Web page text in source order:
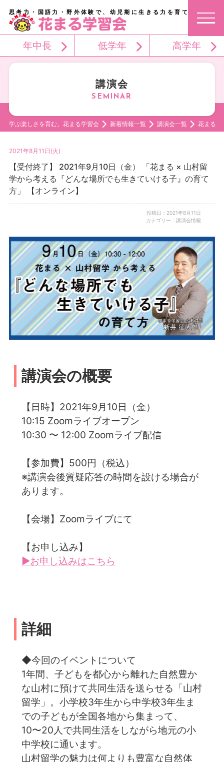
思考力・国語力・野外体験で、幼児期に生きる力を育てる。
年中長 低学年 高学年
講演会
学ぶ楽しさを育む。花まる学習会 新着情報一覧 講演会一覧 花まる ×
2021年8月11日(火)
【受付終了】 2021年9月10日（金） 「花まる × 山村留
学から考える『どんな場所でも生きていける子』の育て
方」 【オンライン】
投稿日：2021年8月11日
カテゴリー：講演会情報
講演会の概要
【日時】2021年9月10日（金）
10:15 Zoomライブオープン
10:30 〜 12:00 Zoomライブ配信
【参加費】500円（税込）
※講演会後質疑応答の時間を設ける場合が
あります。
【会場】Zoomライブにて
【お申し込み】
▶お申し込みはこちら
詳細
◆今回のイベントについて
1年間、子どもを都心から離れた自然豊か
な山村に預けて共同生活を送らせる「山村
留学」。小学校3年生から中学校3年生ま
での子どもが全国各地から集まって、
10〜20人で共同生活をしながら地元の小
中学校に通います。
山村留学の魅力は何よりも豊富な自然体